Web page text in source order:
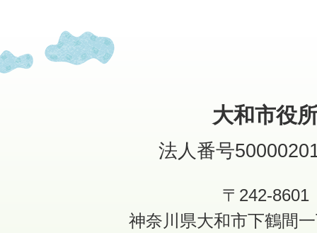
大和市役
法人番号
〒242-8601
神奈川県大和市下鶴間